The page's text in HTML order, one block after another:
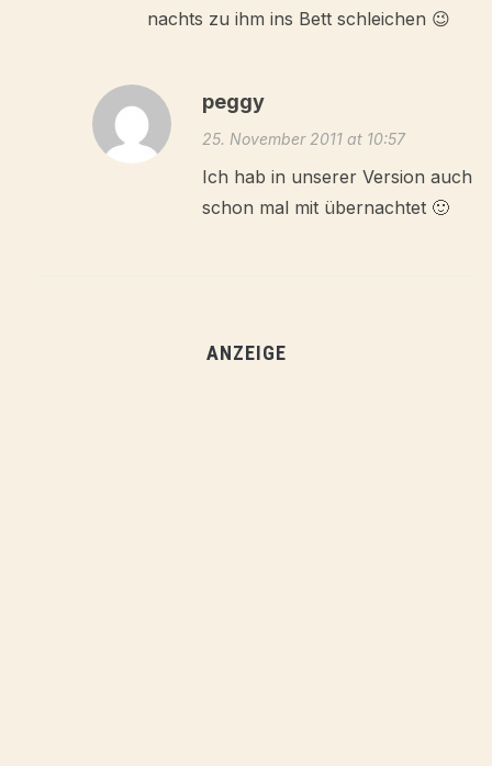
nachts zu ihm ins Bett schleichen 😉
peggy
25. November 2011 at 10:57
Ich hab in unserer Version auch
schon mal mit übernachtet 🙂
ANZEIGE